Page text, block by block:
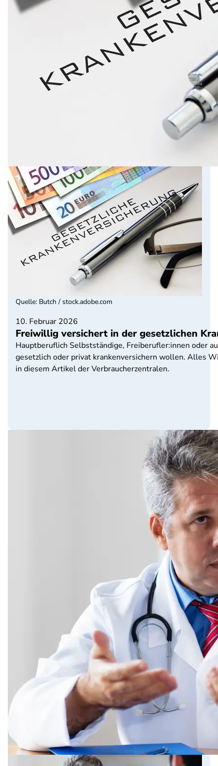
10. Februar 2026
Freiwillig versichert in der gesetzlichen
Hauptberuflich Selbstständige, Freiberufler:innen oder
gesetzlich oder privat krankenversichern wollen. Alles
in diesem Artikel der Verbraucherzentralen.
Quelle: Butch / stock.adobe.com